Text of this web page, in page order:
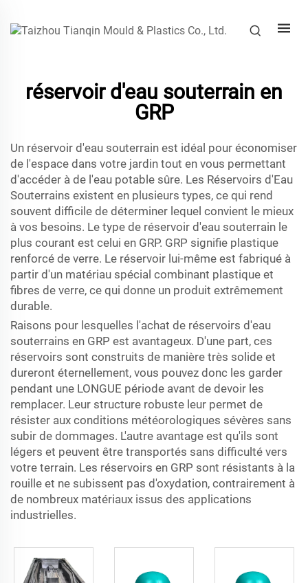
réservoir d'eau souterrain en
GRP
Un réservoir d'eau souterrain est idéal pour économiser
de l'espace dans votre jardin tout en vous permettant
d'accéder à de l'eau potable sûre. Les Réservoirs d'Eau
Souterrains existent en plusieurs types, ce qui rend
souvent difficile de déterminer lequel convient le mieux
à vos besoins. Le type de réservoir d'eau souterrain le
plus courant est celui en GRP. GRP signifie plastique
renforcé de verre. Le réservoir lui-même est fabriqué à
partir d'un matériau spécial combinant plastique et
fibres de verre, ce qui donne un produit extrêmement
durable.
Raisons pour lesquelles l'achat de réservoirs d'eau
souterrains en GRP est avantageux. D'une part, ces
réservoirs sont construits de manière très solide et
dureront éternellement, vous pouvez donc les garder
pendant une LONGUE période avant de devoir les
remplacer. Leur structure robuste leur permet de
résister aux conditions météorologiques sévères sans
subir de dommages. L'autre avantage est qu'ils sont
légers et peuvent être transportés sans difficulté vers
votre terrain. Les réservoirs en GRP sont résistants à la
rouille et ne subissent pas d'oxydation, contrairement à
de nombreux matériaux issus des applications
industrielles.